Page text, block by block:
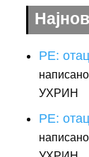
РЕ:
УХРИН
РЕ: